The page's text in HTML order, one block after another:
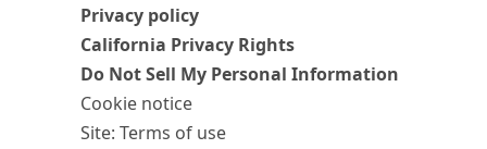
Privacy policy
California Privacy Rights
Do Not Sell My Personal Information
Cookie notice
Site: Terms of use